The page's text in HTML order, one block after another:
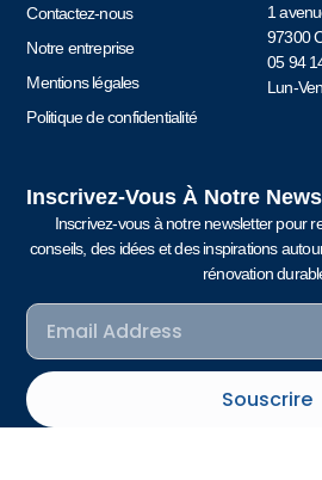
Contactez-nous
Notre entreprise
Mentions légales
Politique de confidentialité
1
97300
05 94
Lun-
Inscrivez-Vous À Notre
Inscrivez-vous à notre newsletter pour
conseils, des idées et des inspirations
rénovation
Souscrire